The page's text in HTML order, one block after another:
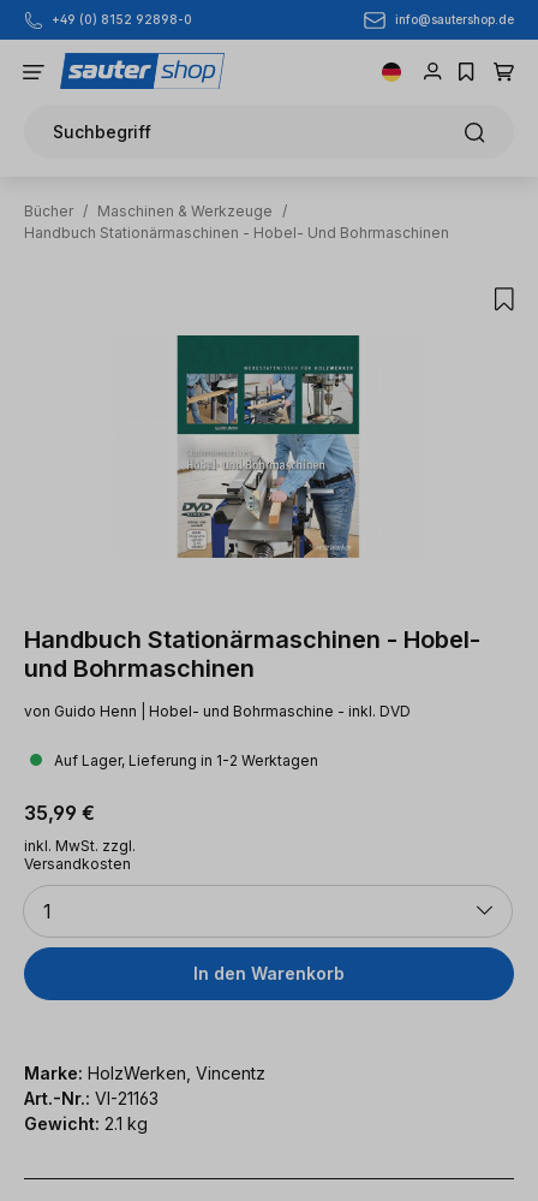
Zum Hauptinhalt springen
+49 (0) 8152 92898-0 info@sautershop.de
Suchbegriff
Bücher / Maschinen & Werkzeuge
/
Handbuch Stationärmaschinen - Hobel- Und Bohrmaschinen
Handbuch Stationärmaschinen - Hobel-
und Bohrmaschinen
von Guido Henn | Hobel- und Bohrmaschine - inkl. DVD
Auf Lager, Lieferung in 1-2 Werktagen
Regulärer Preis:
35,99 €
inkl. MwSt. zzgl.
Versandkosten
Anzahl
1
In den Warenkorb
Marke: HolzWerken, Vincentz
Art.-Nr.: VI-21163
Gewicht: 2.1 kg